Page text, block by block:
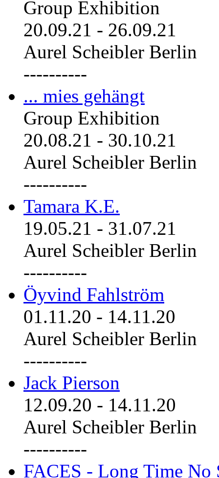
Group Exhibition
20.09.21 - 26.09.21
Aurel Scheibler Berlin
----------
... mies gehängt
Group Exhibition
20.08.21 - 30.10.21
Aurel Scheibler Berlin
----------
Tamara K.E.
19.05.21 - 31.07.21
Aurel Scheibler Berlin
----------
Öyvind Fahlström
01.11.20 - 14.11.20
Aurel Scheibler Berlin
----------
Jack Pierson
12.09.20 - 14.11.20
Aurel Scheibler Berlin
----------
FACES - Long Time No